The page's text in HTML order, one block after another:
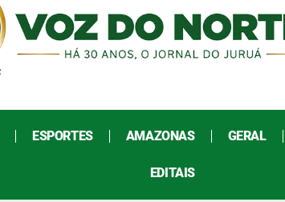
ESPORTES AMAZONAS GERAL
EDITAIS